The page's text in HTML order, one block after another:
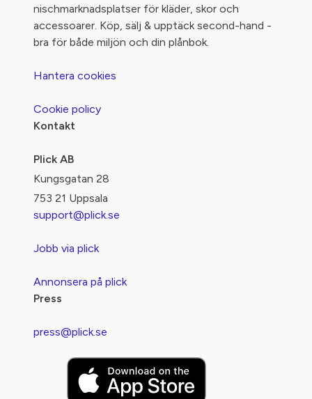
nischmarknadsplatser för kläder, skor och
accessoarer. Köp, sälj & upptäck second-hand -
bra för både miljön och din plånbok.
Hantera cookies
Cookie policy
Kontakt
Plick AB
Kungsgatan 28
753 21 Uppsala
support@plick.se
Jobb via plick
Annonsera på plick
Press
press@plick.se